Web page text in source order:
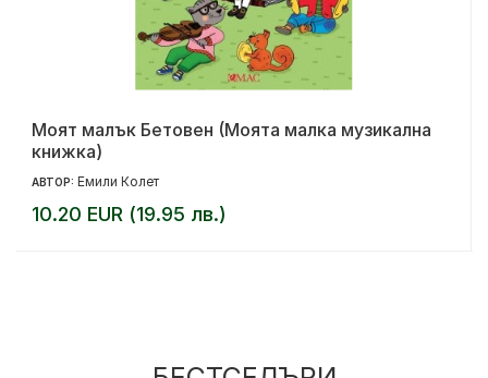
Моят малък Бетовен (Моята малка музикална
книжка)
АВТОР: Емили Колет
10.20 EUR (19.95 лв.)